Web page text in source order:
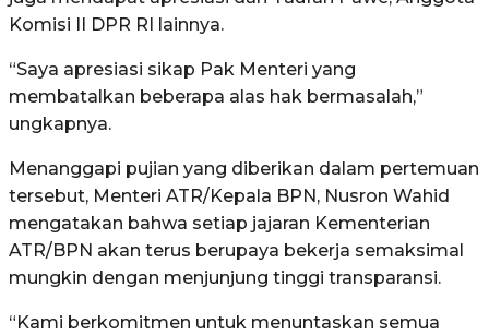
Komisi II DPR RI lainnya.
“Saya apresiasi sikap Pak Menteri yang
membatalkan beberapa alas hak bermasalah,”
ungkapnya.
Menanggapi pujian yang diberikan dalam pertemuan
tersebut, Menteri ATR/Kepala BPN, Nusron Wahid
mengatakan bahwa setiap jajaran Kementerian
ATR/BPN akan terus berupaya bekerja semaksimal
mungkin dengan menjunjung tinggi transparansi.
“Kami berkomitmen untuk menuntaskan semua